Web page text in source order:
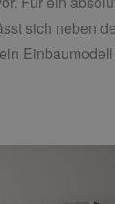
sich neben